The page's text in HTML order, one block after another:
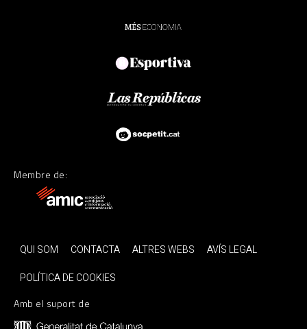
Membre de:
QUI SOM CONTACTA ALTRES WEBS
AVÍS LEGAL
POLÍTICA DE COOKIES
Amb el suport de